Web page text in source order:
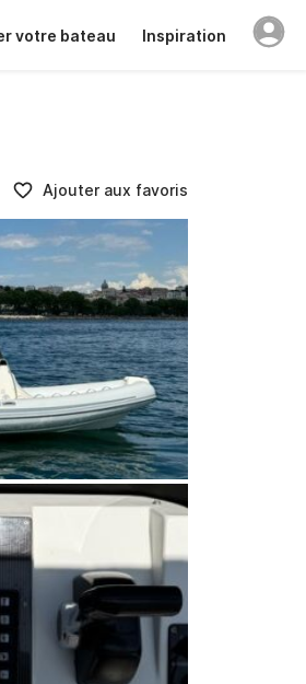
votre bateau Inspiration
Ajouter aux favoris